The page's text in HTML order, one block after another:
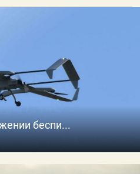
беспи...